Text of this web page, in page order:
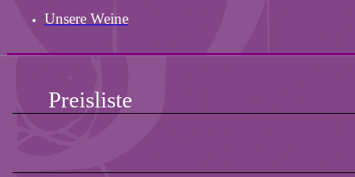
Unsere Weine
Preisliste